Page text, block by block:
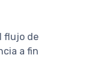
flujo de
a fin